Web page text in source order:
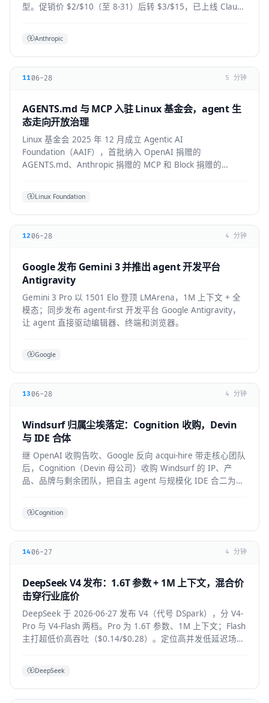
型。促销价 $2/$10（至 8-31）后转 $3/$15，已上线 Claude
Anthropic
1106-28 5 分钟
AGENTS.md 与 MCP 入驻 Linux 基金会，agent 生
态走向开放治理
Linux 基金会 2025 年 12 月成立 Agentic AI
Foundation（AAIF），首批纳入 OpenAI 捐赠的
AGENTS.md、Anthropic 捐赠的 MCP 和 Block 捐赠的
Linux Foundation
12 06-28 4 分钟
Google 发布 Gemini 3 并推出 agent 开发平台
Antigravity
Gemini 3 Pro 以 1501 Elo 登顶 LMArena，1M 上下文 + 全
模态；同步发布 agent-first 开发平台 Google Antigravity，
让 agent 直接驱动编辑器、终端和浏览器。
Google
13 06-28 4 分钟
Windsurf 归属尘埃落定：Cognition 收购，Devin
与 IDE 合体
继 OpenAI 收购告吹、Google 反向 acqui-hire 带走核心团队
后，Cognition（Devin 母公司）收购 Windsurf 的 IP、产
品、品牌与剩余团队，把自主 agent 与规模化 IDE 合二为
Cognition
1406-27 4 分钟
DeepSeek V4 发布：1.6T 参数 + 1M 上下文，混合价
击穿行业底价
DeepSeek 于 2026-06-27 发布 V4（代号 DSpark），分 V4-
Pro 与 V4-Flash 两档。Pro 为 1.6T 参数、1M 上下文；Flash
主打超低价高吞吐（$0.14/$0.28）。定位高并发低延迟场
DeepSeek